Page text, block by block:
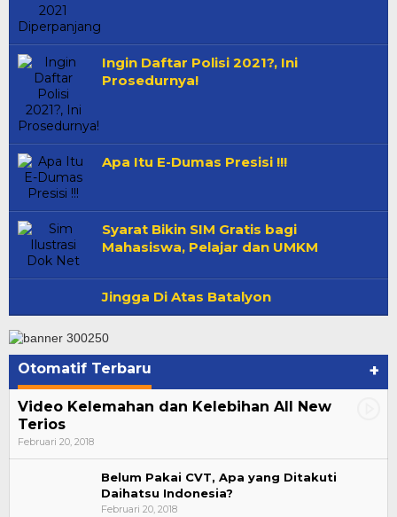
Ingin Daftar Polisi 2021?, Ini
Prosedurnya!
Apa Itu E-Dumas Presisi !!!
Syarat Bikin SIM Gratis bagi
Mahasiswa, Pelajar dan UMKM
Jingga Di Atas Batalyon
Otomatif Terbaru +
Video Kelemahan dan Kelebihan All New
Terios
Februari 20, 2018
Belum Pakai CVT, Apa yang Ditakuti
Daihatsu Indonesia?
Februari 20, 2018